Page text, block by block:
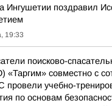
Ингушетии поздравил
19:33
поисково-
«Таргим» совместно с
провели учебно-
по основам